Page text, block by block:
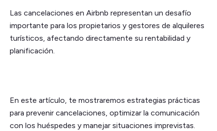
Las cancelaciones en Airbnb representan un desafío
importante para los propietarios y gestores de alquileres
turísticos, afectando directamente su rentabilidad y
planificación.
En este artículo, te mostraremos estrategias prácticas
para prevenir cancelaciones, optimizar la comunicación
con los huéspedes y manejar situaciones imprevistas.